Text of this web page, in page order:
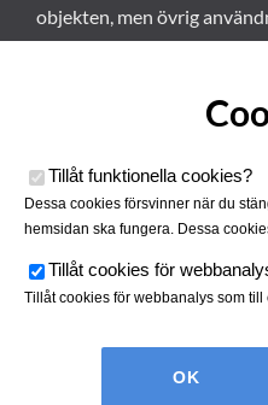
objekten, men övrig
Smalspårsarkivet drivs av
Tillåt funktionella cookies?
Dessa cookies försvinner när du
hemsidan ska fungera. Dessa
Tillåt cookies för
Tillåt cookies för webbanalys som